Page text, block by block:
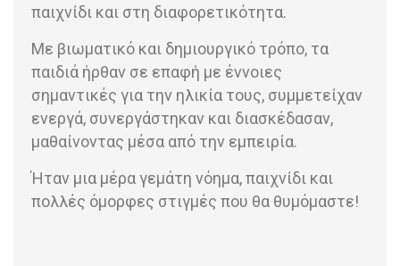
παιχνίδι και στη διαφορετικότητα.
Με βιωματικό και δημιουργικό τρόπο, τα
παιδιά ήρθαν σε επαφή με έννοιες
σημαντικές για την ηλικία τους, συμμετείχαν
ενεργά, συνεργάστηκαν και διασκέδασαν,
μαθαίνοντας μέσα από την εμπειρία.
Ήταν μια μέρα γεμάτη νόημα, παιχνίδι και
πολλές όμορφες στιγμές που θα θυμόμαστε!